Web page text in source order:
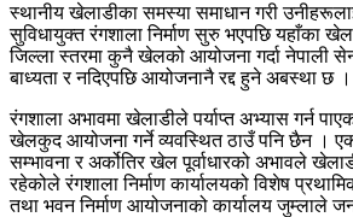
स्थानीय खेलाडीका समस्या समाधान गरी
सुविधायुक्त रंगशाला निर्माण सुरु भएपछि यहाँका
जिल्ला स्तरमा कुनै खेलको आयोजना गर्दा नेपाली
बाध्यता र नदिएपछि आयोजनानै रद्द हुने अबस्था छ ।
रंगशाला अभावमा खेलाडीले पर्याप्त अभ्यास गर्न
खेलकुद आयोजना गर्ने व्यवस्थित ठाउँ पनि छैन ।
सम्भावना र अर्कोतिर खेल पूर्वाधारको अभावले
रहेकोले रंगशाला निर्माण कार्यालयको विशेष
तथा भवन निर्माण आयोजनाको कार्यालय जुम्लाले